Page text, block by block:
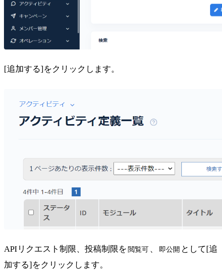
[追加する]をクリックします。
APIリクエスト制限、投稿制限を 閲覧可 、 即公開 として[追
加する]をクリックします。